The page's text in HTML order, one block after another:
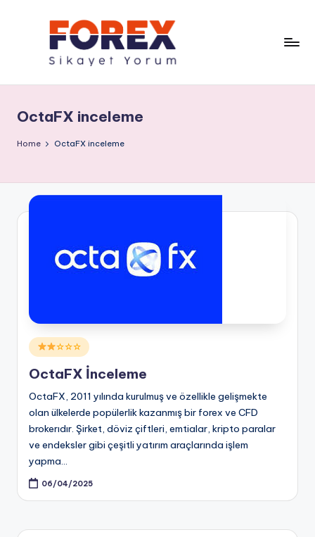
OctaFX inceleme
Home OctaFX inceleme
Posted
in
☆☆☆
OctaFX İnceleme
OctaFX, 2011 yılında kurulmuş ve özellikle gelişmekte
olan ülkelerde popülerlik kazanmış bir forex ve CFD
brokerıdır. Şirket, döviz çiftleri, emtialar, kripto paralar
ve endeksler gibi çeşitli yatırım araçlarında işlem
yapma…
06/04/2025